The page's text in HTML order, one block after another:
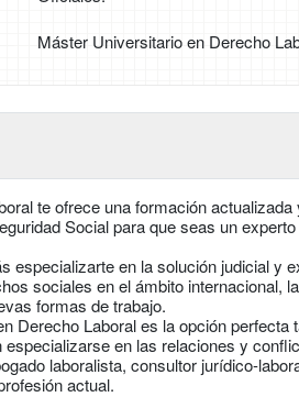
Máster Universitario en Derecho
te ofrece una formación
Social para que seas un
especializarte en la solución judicial y
sociales en el ámbito internacional,
formas de trabajo.
Derecho Laboral es la opción
en las relaciones y
laboralista, consultor jurídico-
actual.